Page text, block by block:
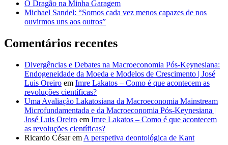
O Dragão na Minha Garagem
Michael Sandel: “Somos cada vez menos capazes de nos
ouvirmos uns aos outros”
Comentários recentes
Divergências e Debates na Macroeconomia Pós-Keynesiana:
Endogeneidade da Moeda e Modelos de Crescimento | José
Luis Oreiro em Imre Lakatos – Como é que acontecem as
revoluções científicas?
Uma Avaliação Lakatosiana da Macroeconomia Mainstream
Microfundamentada e da Macroeconomia Pós-Keynesiana |
José Luis Oreiro em Imre Lakatos – Como é que acontecem
as revoluções científicas?
Ricardo Césarem A perspetiva deontológica de Kant